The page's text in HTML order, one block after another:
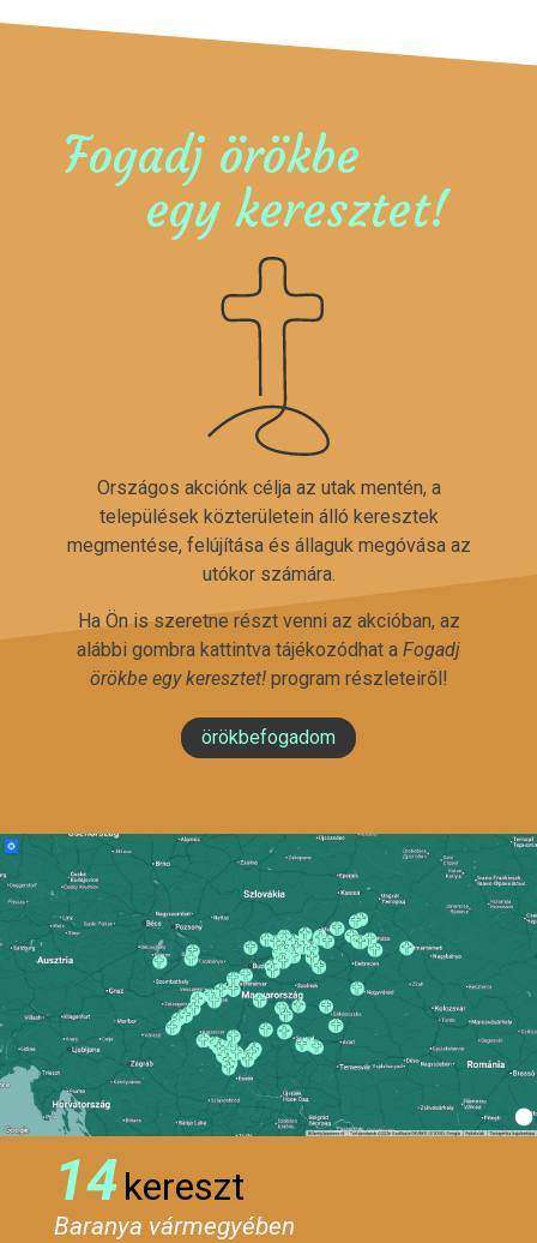
Fogadj örökbe
egy keresztet!
Országos akciónk célja az utak mentén, a
települések közterületein álló keresztek
megmentése, felújítása és állaguk megóvása az
utókor számára.
Ha Ön is szeretne részt venni az akcióban, az
alábbi gombra kattintva tájékozódhat a Fogadj
örökbe egy keresztet!program részleteiről!
örökbefogadom
14kereszt
Baranya vármegyében